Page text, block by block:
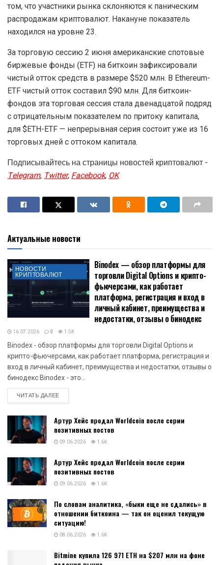
том, что участники рынка склоняются к паническим
распродажам криптовалют. Накануне показатель
находился на уровне 23.
За торговую сессию 2 июня американские спотовые
биржевые фонды (ETF) на биткоин зафиксировали
чистый отток средств в размере $520 млн. В Ethereum-
ETF чистый отток составил $90 млн. Для биткоин-
фондов эта торговая сессия стала двенадцатой подряд
с отрицательным показателем по притоку капитала,
для $ETH-ETF — непрерывная серия состоит уже из 16
торговых дней с оттоком капитала.
Подписывайтесь на страницы новостей криптовалют -
Telegram,Twitter,Facebook,OK
Актуальные новости
НОВОСТИ
КРИПТОВАЛЮТ
Binodex — обзор платформы для
торговли Digital Options и крипто-
фьючерсами, как работает
платформа, регистрация и вход в
личный кабинет, преимущества и
недостатки, отзывы о бинодекс
16.07.2026 0 1.5K
Binodex - обзор платформы для торговли Digital Options и
крипто-фьючерсами, как работает платформа, регистрация и
вход в личный кабинет, преимущества и недостатки, отзывы о
бинодекс Binodex - это...
ЧИТАТЬ ДАЛЕЕDETAILS
Артур Хейс продал Worldcoin после серии
позитивных постов
09.06.2026 1.6K
Артур Хейс продал Worldcoin после серии
позитивных постов
09.06.2026 1.6K
По словам аналитика, «быки еще не сдались» в
отношении биткоина — так он оценил текущую
ситуацию!
08.06.2026 1.6K
Bitmine купила 126 971 ETH на $207 млн на фоне